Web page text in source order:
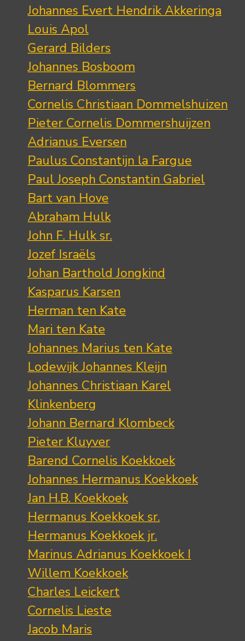
Johannes Evert Hendrik Akkeringa
Louis Apol
Gerard Bilders
Johannes Bosboom
Bernard Blommers
Cornelis Christiaan Dommelshuizen
Pieter Cornelis Dommershuijzen
Adrianus Eversen
Paulus Constantijn la Fargue
Paul Joseph Constantin Gabriel
Bart van Hove
Abraham Hulk
John F. Hulk sr.
Jozef Israëls
Johan Barthold Jongkind
Kasparus Karsen
Herman ten Kate
Mari ten Kate
Johannes Marius ten Kate
Lodewijk Johannes Kleijn
Johannes Christiaan Karel
Klinkenberg
Johann Bernard Klombeck
Pieter Kluyver
Barend Cornelis Koekkoek
Johannes Hermanus Koekkoek
Jan H.B. Koekkoek
Hermanus Koekkoek sr.
Hermanus Koekkoek jr.
Marinus Adrianus Koekkoek I
Willem Koekkoek
Charles Leickert
Cornelis Lieste
Jacob Maris